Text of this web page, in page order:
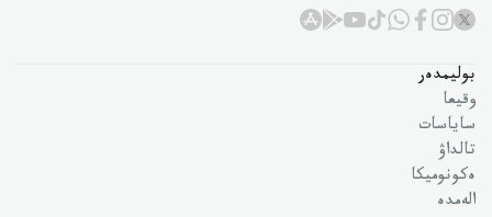
بوليمدەر
وقيعا
ساياسات
تالداۋ
ەكونوميكا
الەمدە